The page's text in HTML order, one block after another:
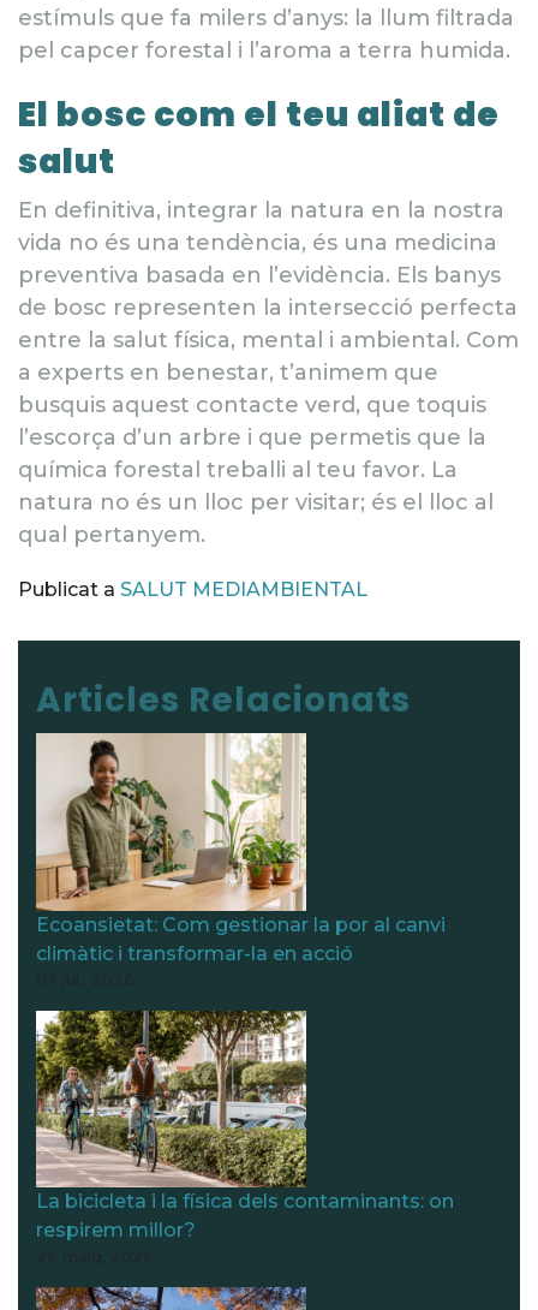
estímuls que fa milers d’anys: la llum filtrada
pel capcer forestal i l’aroma a terra humida.
El bosc com el teu aliat de
salut
En definitiva, integrar la natura en la nostra
vida no és una tendència, és una medicina
preventiva basada en l’evidència. Els banys
de bosc representen la intersecció perfecta
entre la salut física, mental i ambiental. Com
a experts en benestar, t’animem que
busquis aquest contacte verd, que toquis
l’escorça d’un arbre i que permetis que la
química forestal treballi al teu favor. La
natura no és un lloc per visitar; és el lloc al
qual pertanyem.
Publicat a SALUT MEDIAMBIENTAL
Articles Relacionats
Ecoansietat: Com gestionar la por al canvi
climàtic i transformar-la en acció
La bicicleta i la física dels contaminants: on
respirem millor?